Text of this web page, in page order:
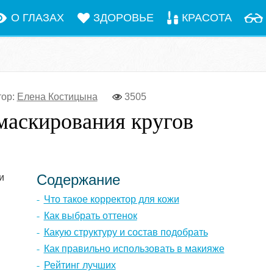
О ГЛАЗАХ ЗДОРОВЬЕ КРАСОТА
Елена Костицына 3505
кругов
Содержание
Что такое корректор для кожи
Как выбрать оттенок
Какую структуру и состав подобрать
Как правильно использовать в макияже
Рейтинг лучших